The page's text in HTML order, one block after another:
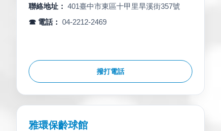
聯絡地址： 401臺中市東區十甲里旱溪街357號
☎ 電話： 04-2212-2469
撥打電話
雅環保齡球館